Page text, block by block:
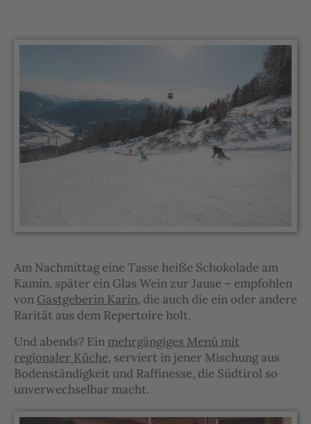
Am Nachmittag eine Tasse heiße Schokolade am
Kamin, später ein Glas Wein zur Jause – empfohlen
von Gastgeberin Karin, die auch die ein oder andere
Rarität aus dem Repertoire holt.
Und abends? Ein mehrgängiges Menü mit
regionaler Küche, serviert in jener Mischung aus
Bodenständigkeit und Raffinesse, die Südtirol so
unverwechselbar macht.